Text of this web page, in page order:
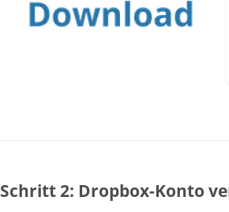
Schritt 2: Dropbox-Konto